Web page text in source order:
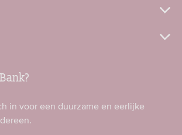
in voor een duurzame en eerlijke